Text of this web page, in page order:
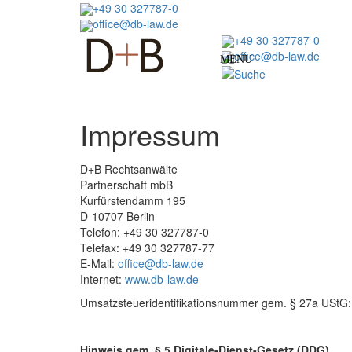
+49 30 327787-0
office@db-law.de
+49 30 327787-0
office@db-law.de
MENU
Impressum
D+B Rechtsanwälte
Partnerschaft mbB
Kurfürstendamm 195
D-10707 Berlin
Telefon: +49 30 327787-0
Telefax: +49 30 327787-77
E-Mail: office@db-law.de
Internet: www.db-law.de
Umsatzsteueridentifikationsnummer gem. § 27a